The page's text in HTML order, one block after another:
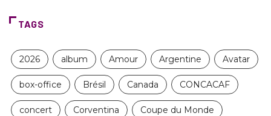
TAGS
2026 album Amour Argentine Avatar
box-office Brésil Canada CONCACAF
concert Corventina Coupe du Monde